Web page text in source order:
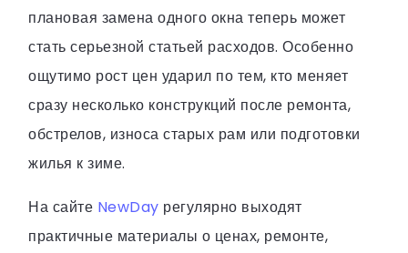
плановая замена одного окна теперь может
стать серьезной статьей расходов. Особенно
ощутимо рост цен ударил по тем, кто меняет
сразу несколько конструкций после ремонта,
обстрелов, износа старых рам или подготовки
жилья к зиме.
На сайте NewDay регулярно выходят
практичные материалы о ценах, ремонте,